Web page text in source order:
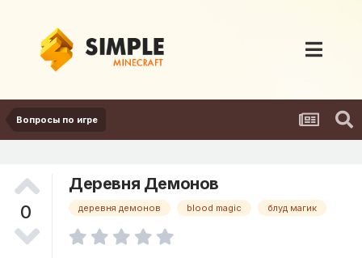
Вопросы по игре
0
Деревня Демонов
деревня демонов blood magic блуд магик